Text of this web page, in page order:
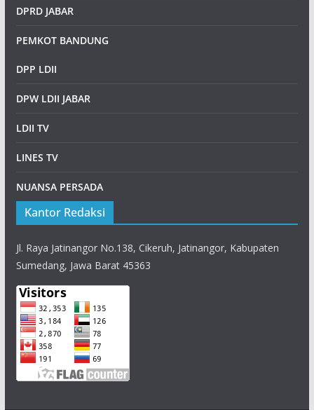
DPRD JABAR
PEMKOT BANDUNG
DPP LDII
DPW LDII JABAR
LDII TV
LINES TV
NUANSA PERSADA
Kantor Redaksi
Jl. Raya Jatinangor No.138, Cikeruh, Jatinangor, Kabupaten
Sumedang, Jawa Barat 45363